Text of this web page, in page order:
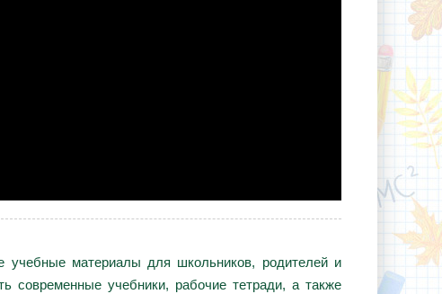
учебные материалы для школьников, родителей и
современные учебники, рабочие тетради, а также